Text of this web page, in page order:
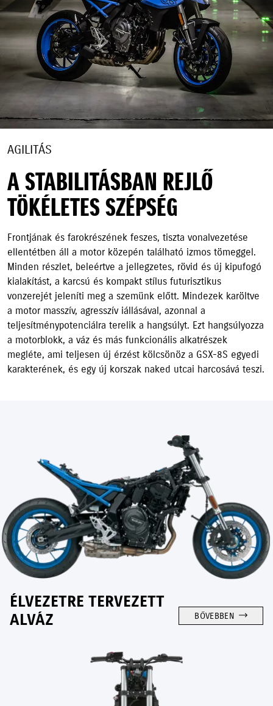
AGILITÁS
A STABILITÁSBAN REJLŐ
TÖKÉLETES SZÉPSÉG
Frontjának és farokrészének feszes, tiszta vonalvezetése
ellentétben áll a motor közepén található izmos tömeggel.
Minden részlet, beleértve a jellegzetes, rövid és új kipufogó
kialakítást, a karcsú és kompakt stílus futurisztikus
vonzerejét jeleníti meg a szemünk előtt. Mindezek karöltve
a motor masszív, agresszív iállásával, azonnal a
teljesítménypotenciálra terelik a hangsúlyt. Ezt hangsúlyozza
a motorblokk, a váz és más funkcionális alkatrészek
megléte, ami teljesen új érzést kölcsönöz a GSX-8S egyedi
karakterének, és egy új korszak naked utcai harcosává teszi.
ÉLVEZETRE TERVEZETT
ALVÁZ
BŐVEBBEN